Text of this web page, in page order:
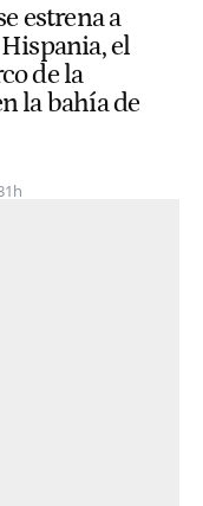
estrena a
el
de la
la bahía de